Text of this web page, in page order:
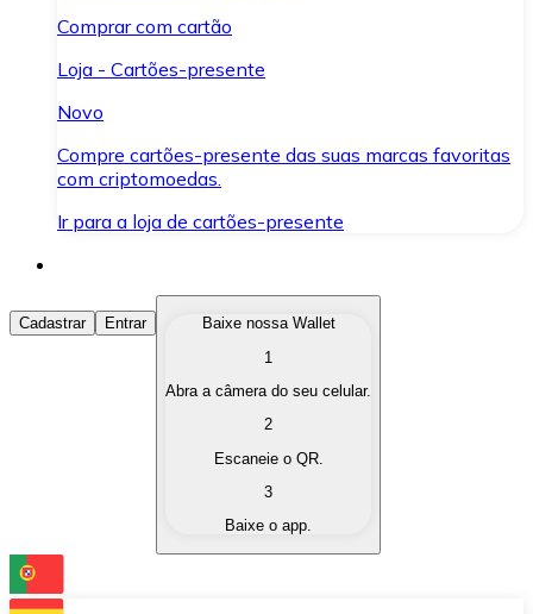
Comprar com cartão
Loja - Cartões-presente
Novo
Compre cartões-presente das suas marcas favoritas
com criptomoedas.
Ir para a loja de cartões-presente
Comprar Criptomoedas
Compre as criptomoedas de seu interesse de forma
Converta suas criptomoedas em moeda fiduciária
Troque uma criptomoeda por outra
Cadastrar Entrar
Baixe nossa Wallet
1
Abra a câmera do seu celular.
2
Escaneie o QR.
3
Baixe o app.